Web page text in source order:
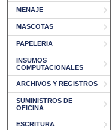
MENAJE
MASCOTAS
PAPELERIA
INSUMOS
COMPUTACIONALES
ARCHIVOS Y REGISTROS
SUMINISTROS DE
OFICINA
ESCRITURA